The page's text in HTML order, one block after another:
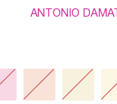
ANTONIO